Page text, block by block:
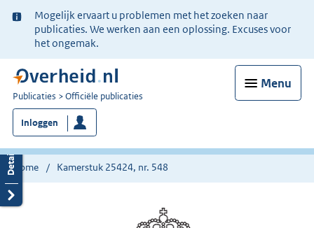
Ter
informatie:
Mogelijk ervaart u problemen met het zoeken naar
publicaties. We werken aan een oplossing. Excuses voor
het ongemak.
Menu
U
bent
nu
hier:
Publicaties Officiële publicaties
Inloggen
Home Kamerstuk 25424, nr. 548